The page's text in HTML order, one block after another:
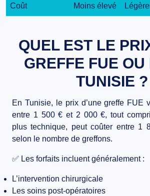
Coût Moins élevé
QUEL EST LE
GREFFE FUE OU
TUNISIE ?
En Tunisie, le prix d’une greffe FUE
entre 1 500 € et 2 000 €, tout
plus technique, peut coûter entre 1
selon le nombre de greffons.
✅ Les forfaits incluent généralement :
L’intervention chirurgicale
Les soins post-opératoires